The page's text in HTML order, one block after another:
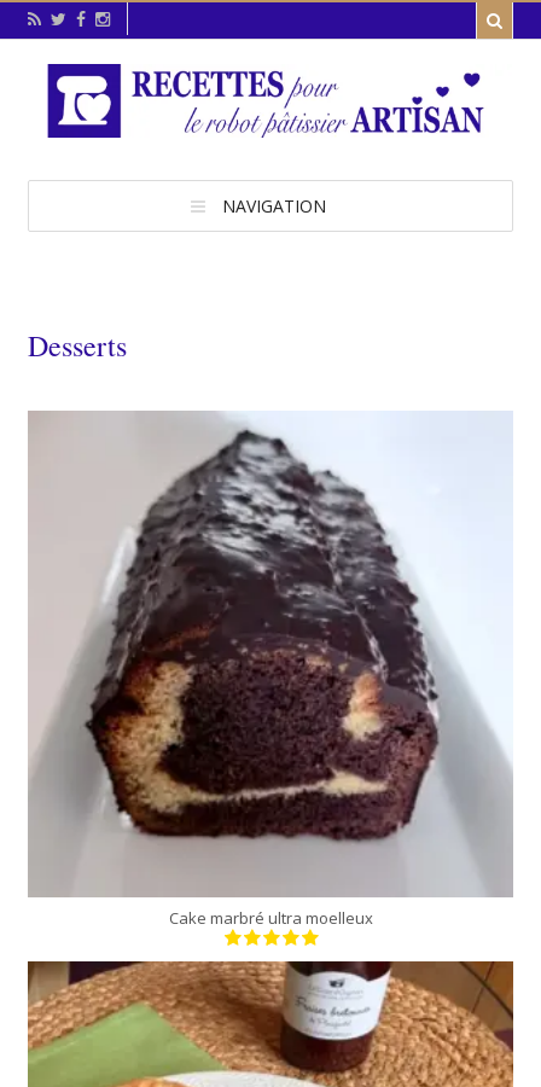
NAVIGATION
Desserts
moule de 24 cm
35 Min
Cake marbré ultra moelleux